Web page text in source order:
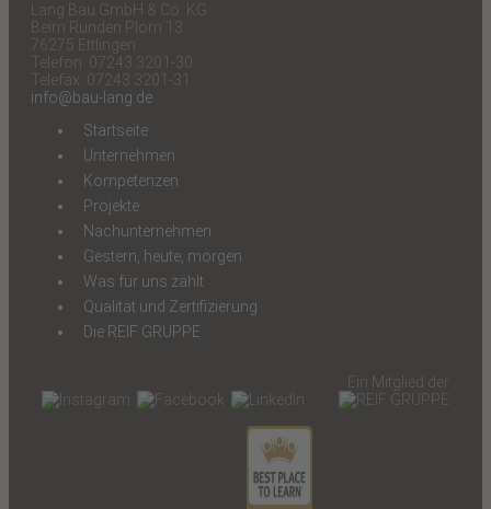
Lang Bau GmbH & Co. KG
Beim Runden Plom 13
76275 Ettlingen
Telefon: 07243 3201-30
Telefax: 07243 3201-31
info@bau-lang.de
Startseite
Unternehmen
Kompetenzen
Projekte
Nachunternehmen
Gestern, heute, morgen
Was für uns zählt
Qualität und Zertifizierung
Die REIF GRUPPE
Ein Mitglied der